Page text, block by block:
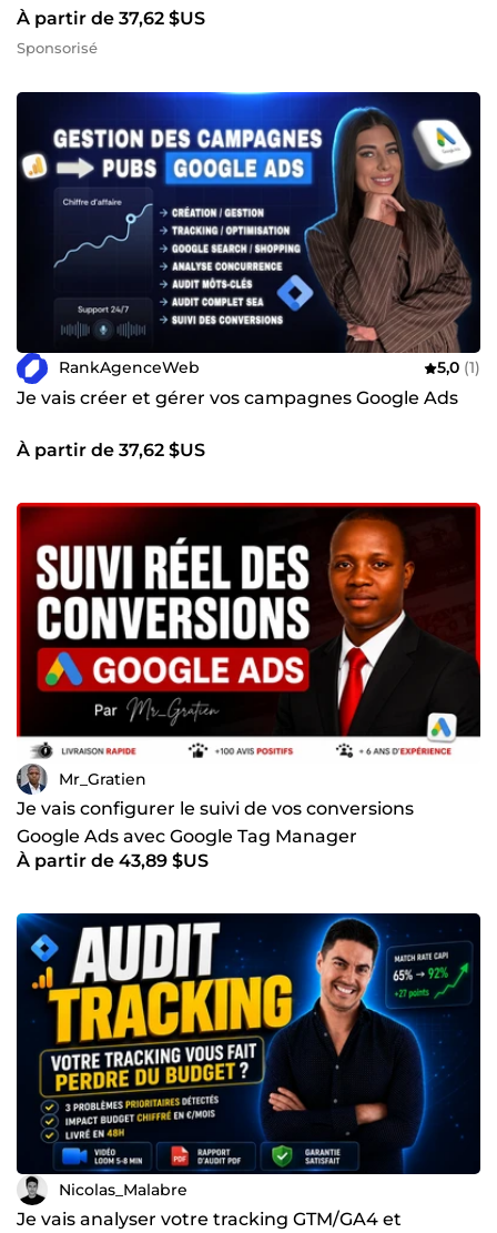
À partir de 37,62 $US
Sponsorisé
RankAgenceWeb 5,0 (1)
Je vais créer et gérer vos campagnes Google Ads
À partir de 37,62 $US
Mr_Gratien
Je vais configurer le suivi de vos conversions
Google Ads avec Google Tag Manager
À partir de 43,89 $US
Nicolas_Malabre
Je vais analyser votre tracking GTM/GA4 et